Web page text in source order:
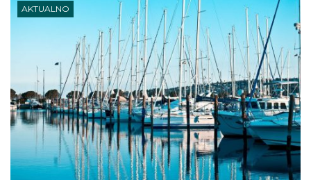
AKTUALNO